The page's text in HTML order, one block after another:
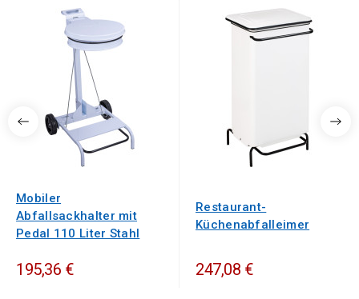
Mobiler
Abfallsackhalter mit
Pedal 110 Liter Stahl
195,36 €
Restaurant-
Küchenabfalleimer
247,08 €